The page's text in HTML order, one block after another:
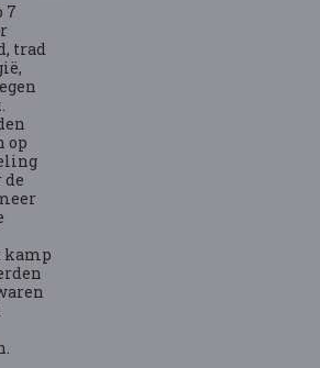
7
trad
op
de
kamp